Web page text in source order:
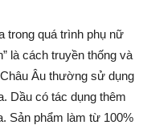
trong quá trình phụ nữ
là cách truyền thống và
Âu thường sử dụng
Dầu có tác dụng thêm
Sản phẩm làm từ 100%